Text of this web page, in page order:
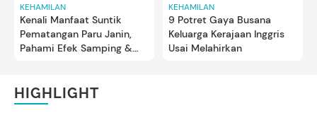
KEHAMILAN
Kenali Manfaat Suntik
Pematangan Paru Janin,
Pahami Efek Samping &
KEHAMILAN
9 Potret Gaya Busana
Keluarga Kerajaan Inggris
Usai Melahirkan
HIGHLIGHT